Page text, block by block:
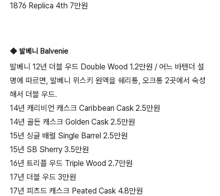
1876 Replica 4th 7만원
◆ 발베니 Balvenie
발베니 12년 더블 우드 Double Wood 1.2만원 / 어느 바텐더 설
명에 따르면, 발베니 위스키 원액을 쉐리통, 오크통 2곳에서 숙성
해서 더블 우드.
14년 캐리비언 캐스크 Caribbean Cask 2.5만원
14년 골든 캐스크 Golden Cask 2.5만원
15년 싱글 배럴 Single Barrel 2.5만원
15년 SB Sherry 3.5만원
16년 트리플 우드 Triple Wood 2.7만원
17년 더블 우드 3만원
17년 피츠드 캐스크 Peated Cask 4.8만원